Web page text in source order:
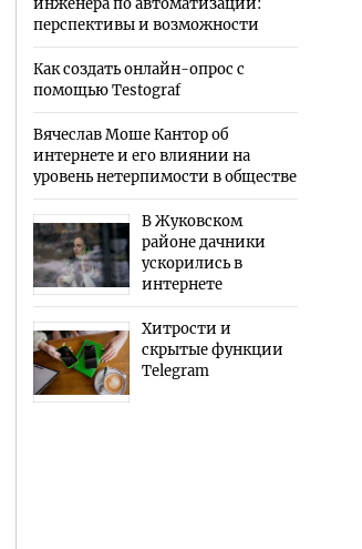
инженера по автоматизации:
перспективы и возможности
Как создать онлайн-опрос с
помощью Testograf
Вячеслав Моше Кантор об
интернете и его влиянии на
уровень нетерпимости в обществе
В Жуковском
районе дачники
ускорились в
интернете
Хитрости и
скрытые функции
Telegram